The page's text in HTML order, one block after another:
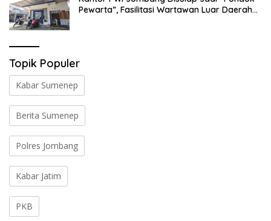
Pewarta”, Fasilitasi Wartawan Luar Daerah
Topik Populer
Kabar Sumenep
Berita Sumenep
Polres Jombang
Kabar Jatim
PKB